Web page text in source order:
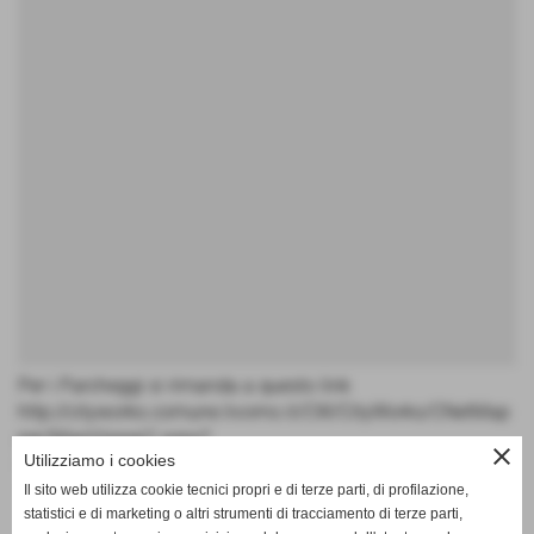
Per i Parcheggi si rimanda a questo link
http://cityworks.comune.livorno.it/CW/CityWorks/CNetMap
per/MapViewer2.aspx?
workspacename=InfoCittadino&layersToSelect=4-7-8-10-
11-12-13-15-16-17&userlogin=a
close
Utilizziamo i cookies
Il sito web utilizza cookie tecnici propri e di terze parti, di profilazione,
statistici e di marketing o altri strumenti di tracciamento di terze parti,